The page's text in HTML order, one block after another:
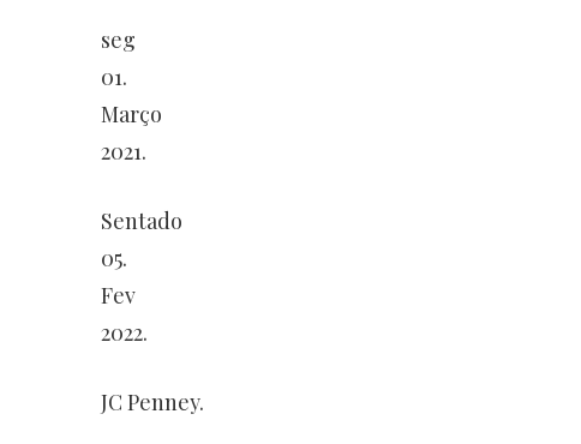
seg
01.
Março
2021.
Sentado
05.
Fev
2022.
JC Penney.